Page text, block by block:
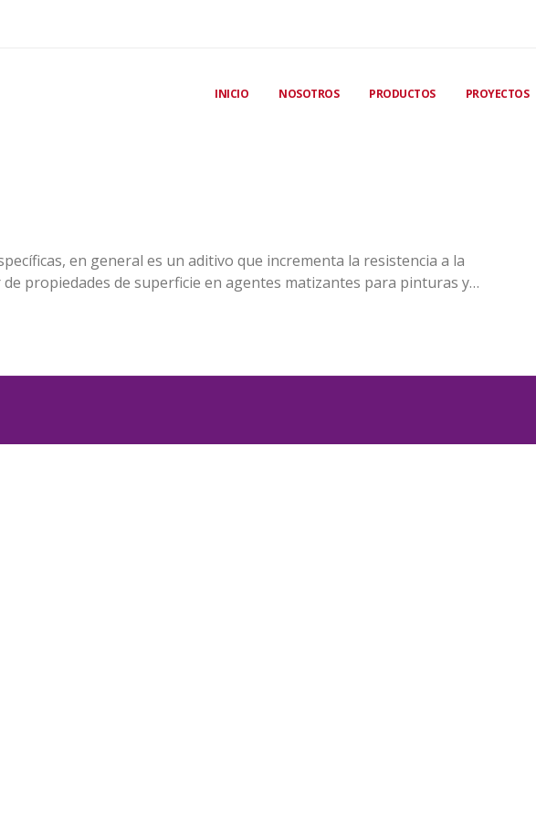
INICIO NOSOTROS PRODUCTOS PROYECTOS
en general es un aditivo que incrementa la resistencia a la
propiedades de superficie en agentes matizantes para pinturas y
para plásticos, es recomendado para preparar alta concentración